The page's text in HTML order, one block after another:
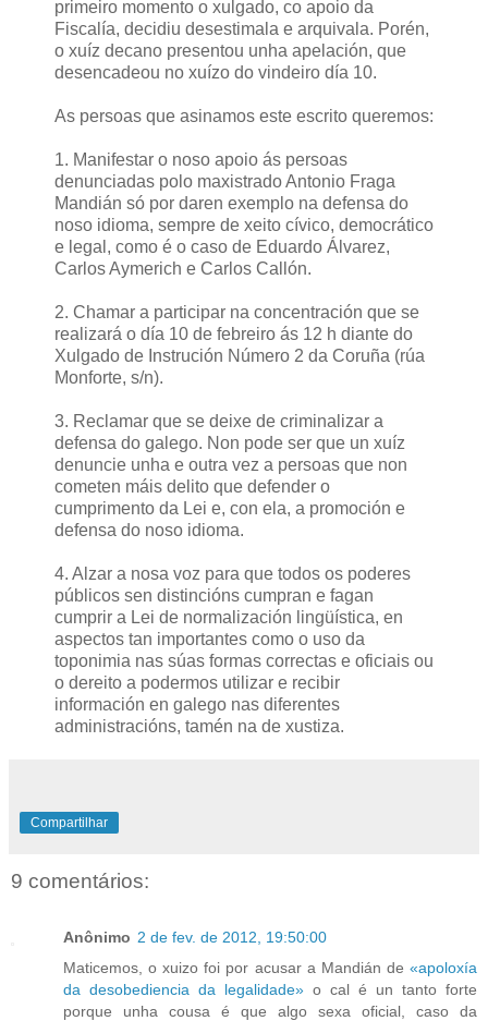
primeiro momento o xulgado, co apoio da
Fiscalía, decidiu desestimala e arquivala. Porén,
o xuíz decano presentou unha apelación, que
desencadeou no xuízo do vindeiro día 10.
As persoas que asinamos este escrito queremos:
1. Manifestar o noso apoio ás persoas
denunciadas polo maxistrado Antonio Fraga
Mandián só por daren exemplo na defensa do
noso idioma, sempre de xeito cívico, democrático
e legal, como é o caso de Eduardo Álvarez,
Carlos Aymerich e Carlos Callón.
2. Chamar a participar na concentración que se
realizará o día 10 de febreiro ás 12 h diante do
Xulgado de Instrución Número 2 da Coruña (rúa
Monforte, s/n).
3. Reclamar que se deixe de criminalizar a
defensa do galego. Non pode ser que un xuíz
denuncie unha e outra vez a persoas que non
cometen máis delito que defender o
cumprimento da Lei e, con ela, a promoción e
defensa do noso idioma.
4. Alzar a nosa voz para que todos os poderes
públicos sen distincións cumpran e fagan
cumprir a Lei de normalización lingüística, en
aspectos tan importantes como o uso da
toponimia nas súas formas correctas e oficiais ou
o dereito a podermos utilizar e recibir
información en galego nas diferentes
administracións, tamén na de xustiza.
Compartilhar
9 comentários:
Anônimo 2 de fev. de 2012, 19:50:00
Maticemos, o xuizo foi por acusar a Mandián de «apoloxía
da desobediencia da legalidade» o cal é un tanto forte
porque unha cousa é que algo sexa oficial, caso da